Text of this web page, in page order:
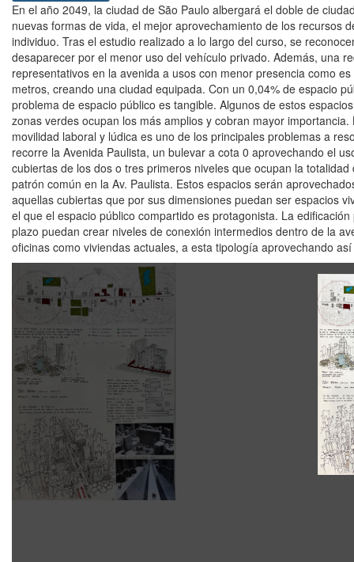
En el año 2049, la ciudad de São Paulo albergará el doble de
nuevas formas de vida, el mejor aprovechamiento de los recursos
individuo. Tras el estudio realizado a lo largo del curso, se
desaparecer por el menor uso del vehículo privado. Además, una
representativos en la avenida a usos con menor presencia como
metros, creando una ciudad equipada. Con un 0,04% de espacio
problema de espacio público es tangible. Algunos de estos
zonas verdes ocupan los más amplios y cobran mayor
movilidad laboral y lúdica es uno de los principales problemas a
recorre la Avenida Paulista, un bulevar a cota 0 aprovechando el
cubiertas de los dos o tres primeros niveles que ocupan la
patrón común en la Av. Paulista. Estos espacios serán
aquellas cubiertas que por sus dimensiones puedan ser espacios
el que el espacio público compartido es protagonista. La
plazo puedan crear niveles de conexión intermedios dentro de la
oficinas como viviendas actuales, a esta tipología aprovechando